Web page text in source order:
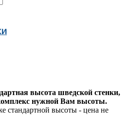
высота шведской стенки,
нужной Вам высоты.
стандартной высоты - цена не